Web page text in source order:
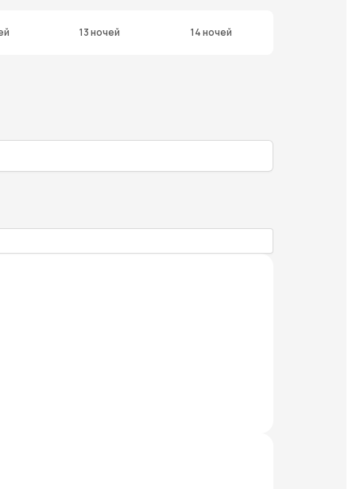
13 ночей 14 ночей